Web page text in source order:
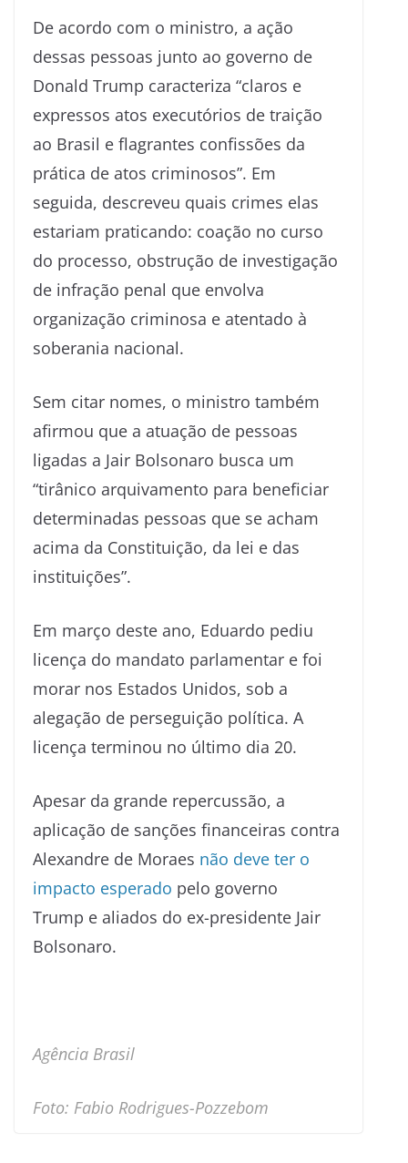
De acordo com o ministro, a ação
dessas pessoas junto ao governo de
Donald Trump caracteriza “claros e
expressos atos executórios de traição
ao Brasil e flagrantes confissões da
prática de atos criminosos”. Em
seguida, descreveu quais crimes elas
estariam praticando: coação no curso
do processo, obstrução de investigação
de infração penal que envolva
organização criminosa e atentado à
soberania nacional.
Sem citar nomes, o ministro também
afirmou que a atuação de pessoas
ligadas a Jair Bolsonaro busca um
“tirânico arquivamento para beneficiar
determinadas pessoas que se acham
acima da Constituição, da lei e das
instituições”.
Em março deste ano, Eduardo pediu
licença do mandato parlamentar e foi
morar nos Estados Unidos, sob a
alegação de perseguição política. A
licença terminou no último dia 20.
Apesar da grande repercussão, a
aplicação de sanções financeiras contra
Alexandre de Moraes não deve ter o
impacto esperado pelo governo
Trump e aliados do ex-presidente Jair
Bolsonaro.
Agência Brasil
Foto: Fabio Rodrigues-Pozzebom